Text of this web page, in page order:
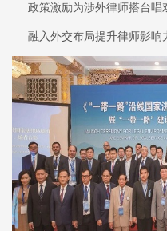
政策激励为涉外律师搭台唱
融入外交布局提升律师影响